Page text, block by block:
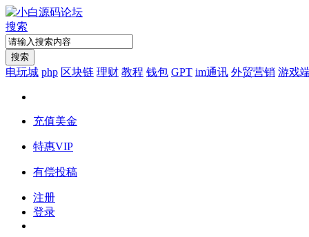
搜索
搜索
电玩城 php 区块链 理财 教程 钱包 GPT im通讯 外贸营销 游戏
充值美金
特惠VIP
有偿投稿
注册
登录